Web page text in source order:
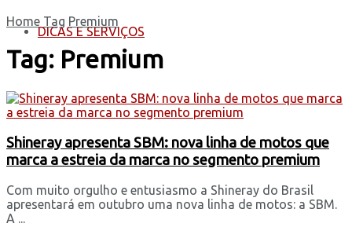
DICAS E SERVIÇOS
Home Tag Premium
Tag: Premium
Shineray apresenta SBM: nova linha de motos que
marca a estreia da marca no segmento premium
Com muito orgulho e entusiasmo a Shineray do Brasil
apresentará em outubro uma nova linha de motos: a SBM.
A ...